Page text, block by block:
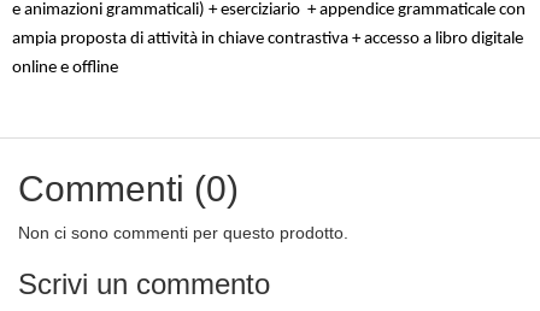
e animazioni grammaticali) + eserciziario + appendice grammaticale con
ampia proposta di attività in chiave contrastiva + accesso a libro digitale
online e offline
Commenti (0)
Non ci sono commenti per questo prodotto.
Scrivi un commento